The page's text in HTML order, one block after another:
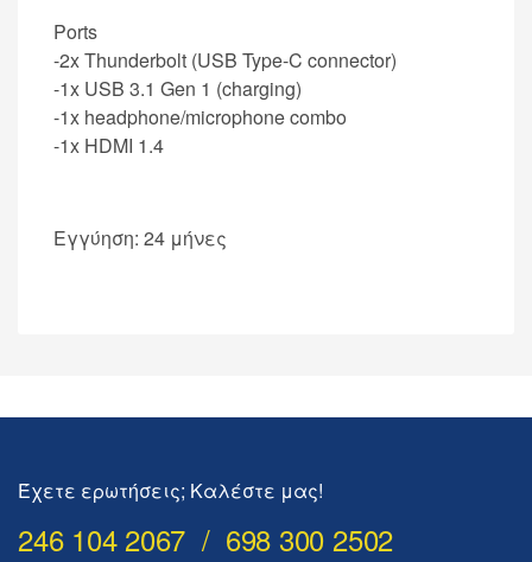
Ports
-2x Thunderbolt (USB Type-C connector)
-1x USB 3.1 Gen 1 (charging)
-1x headphone/microphone combo
-1x HDMI 1.4
Εγγύηση: 24 μήνες
Έχετε ερωτήσεις; Καλέστε μας!
246 104 2067 / 698 300 2502